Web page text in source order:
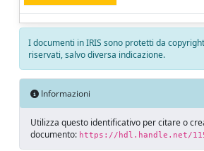
I documenti in IRIS sono protetti da
riservati, salvo diversa indicazione.
Informazioni
Utilizza questo identificativo per citare o
documento: https://hdl.handle.net/